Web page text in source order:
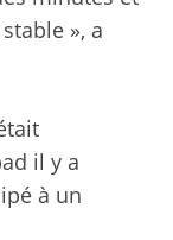
», a
il y a
à un